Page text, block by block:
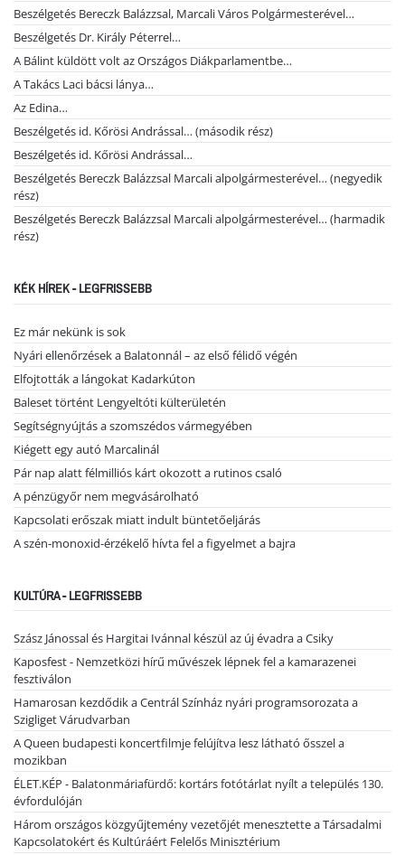
Beszélgetés Bereczk Balázzsal, Marcali Város Polgármesterével…
Beszélgetés Dr. Király Péterrel…
A Bálint küldött volt az Országos Diákparlamentbe…
A Takács Laci bácsi lánya…
Az Edina…
Beszélgetés id. Kőrösi Andrással… (második rész)
Beszélgetés id. Kőrösi Andrással…
Beszélgetés Bereczk Balázzsal Marcali alpolgármesterével… (negyedik
rész)
Beszélgetés Bereczk Balázzsal Marcali alpolgármesterével… (harmadik
rész)
KÉK HÍREK - LEGFRISSEBB
Ez már nekünk is sok
Nyári ellenőrzések a Balatonnál – az első félidő végén
Elfojtották a lángokat Kadarkúton
Baleset történt Lengyeltóti külterületén
Segítségnyújtás a szomszédos vármegyében
Kiégett egy autó Marcalinál
Pár nap alatt félmilliós kárt okozott a rutinos csaló
A pénzügyőr nem megvásárolható
Kapcsolati erőszak miatt indult büntetőeljárás
A szén-monoxid-érzékelő hívta fel a figyelmet a bajra
KULTÚRA - LEGFRISSEBB
Szász Jánossal és Hargitai Ivánnal készül az új évadra a Csiky
Kaposfest - Nemzetközi hírű művészek lépnek fel a kamarazenei
fesztiválon
Hamarosan kezdődik a Centrál Színház nyári programsorozata a
Szigliget Várudvarban
A Queen budapesti koncertfilmje felújítva lesz látható ősszel a
mozikban
ÉLET.KÉP - Balatonmáriafürdő: kortárs fotótárlat nyílt a település 130.
évfordulóján
Három országos közgyűjtemény vezetőjét menesztette a Társadalmi
Kapcsolatokért és Kultúráért Felelős Minisztérium